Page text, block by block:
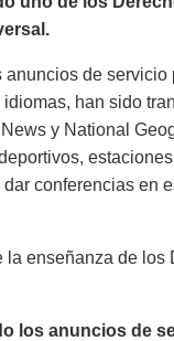
anuncios de
han sido
News y National
conferencias en
enseñanza de
los anuncios de